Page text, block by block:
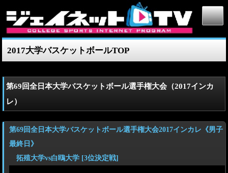
2017大学バスケットボールTOP
第69回全日本大学バスケットボール選手権大会（2017インカ
レ）
第69回全日本大学バスケットボール選手権大会2017インカレ《男子
最終日》
拓殖大学vs白鴎大学 [3位決定戦]